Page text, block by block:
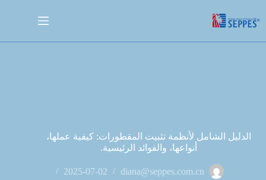
الدليل الشامل لأنظمة تثبيت المقطورات: كيفية عملها،
أنواعها، والفوائد الرئيسية.
diana@seppes.com.cn
2025-07-02